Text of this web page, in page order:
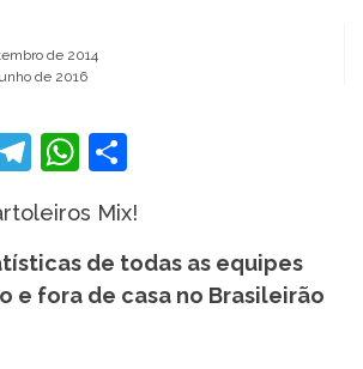
de 2014
de 2016
Telegram
WhatsApp
Mix!
de todas as equipes
e fora de casa no Brasileirão